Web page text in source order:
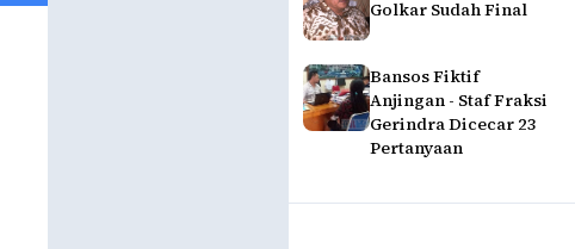
Golkar Sudah Final
Bansos Fiktif
Anjingan - Staf Fraksi
Gerindra Dicecar 23
Pertanyaan